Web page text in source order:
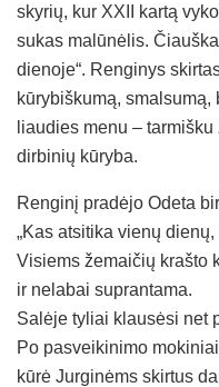
skyrių, kur XXII kartą
sukas malūnėlis.
dienoje“. Renginys
kūrybiškumą,
liaudies menu –
dirbinių kūryba.
Renginį pradėjo Odeta
„Kas atsitika vienų
Visiems žemaičių krašto
ir nelabai suprantama.
Salėje tyliai klausėsi net
Po pasveikinimo
kūrė Jurginėms skirtus